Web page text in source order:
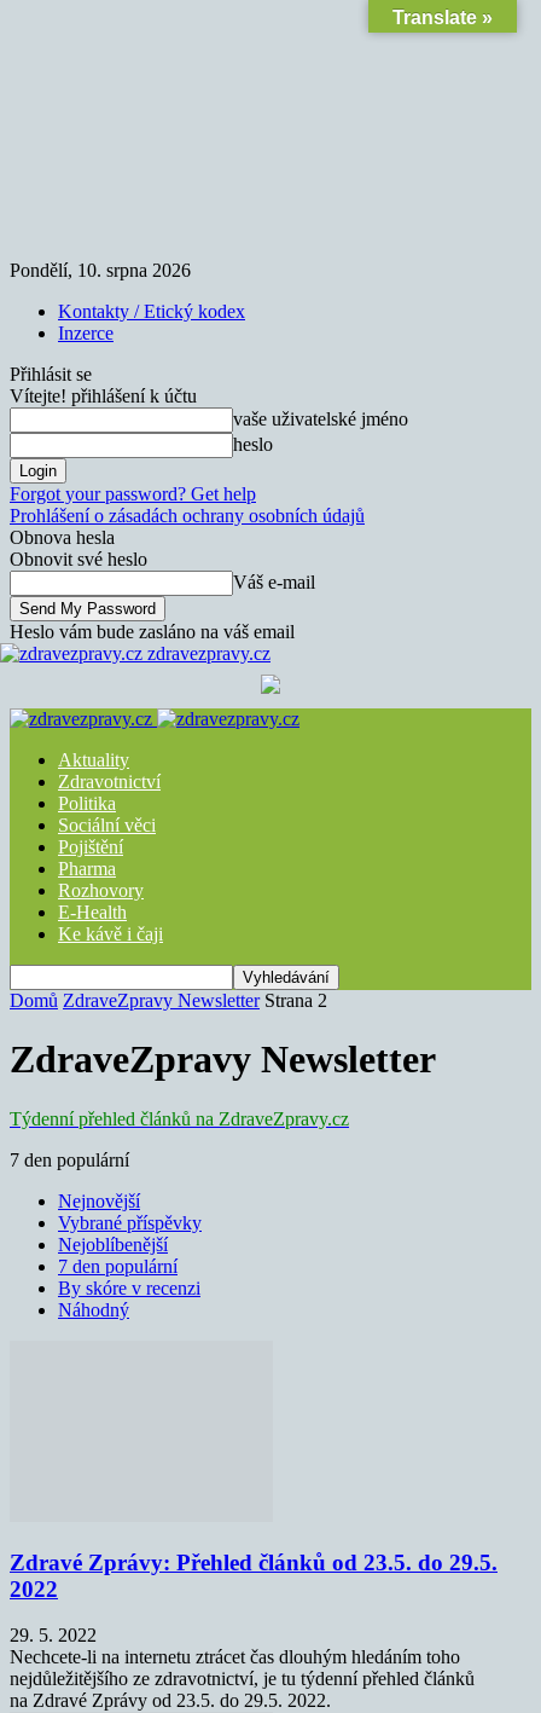
Pondělí, 10. srpna 2026
Kontakty / Etický kodex
Inzerce
Přihlásit se
Vítejte! přihlášení k účtu
vaše uživatelské jméno
heslo
Forgot your password? Get help
Prohlášení o zásadách ochrany osobních údajů
Obnova hesla
Obnovit své heslo
Váš e-mail
Heslo vám bude zasláno na váš email
zdravezpravy.cz
Aktuality
Zdravotnictví
Politika
Sociální věci
Pojištění
Pharma
Rozhovory
E-Health
Ke kávě i čaji
Domů ZdraveZpravy Newsletter Strana 2
ZdraveZpravy Newsletter
Týdenní přehled článků na ZdraveZpravy.cz
7 den populární
Nejnovější
Vybrané příspěvky
Nejoblíbenější
7 den populární
By skóre v recenzi
Náhodný
Zdravé Zprávy: Přehled článků od 23.5. do 29.5.
2022
29. 5. 2022
Nechcete-li na internetu ztrácet čas dlouhým hledáním toho
nejdůležitějšího ze zdravotnictví, je tu týdenní přehled článků
na Zdravé Zprávy od 23.5. do 29.5. 2022.
Translate »